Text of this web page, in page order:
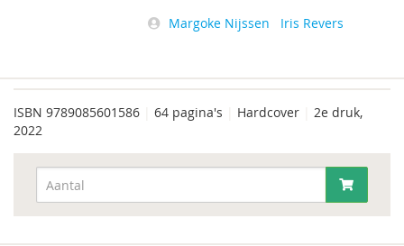
Margoke Nijssen Iris Revers
ISBN 9789085601586 64 pagina's Hardcover
2e druk,
2022